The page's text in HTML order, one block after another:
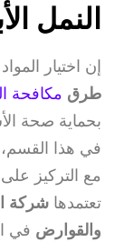
النمل
إن اختيار
طرق مكافحة
بحماية صحة
في هذا
مع التركيز على
تعتمدها شركة
والقوارض في